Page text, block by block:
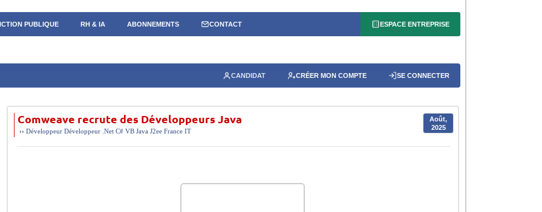
PUBLIQUE RH & IA ABONNEMENTS CONTACT ESPACE ENTREPRISE
CANDIDAT CRÉER MON COMPTE SE CONNECTER
Comweave recrute des Développeurs Java
Août,
2025
›› Développeur Développeur .Net C# VB Java J2ee France IT